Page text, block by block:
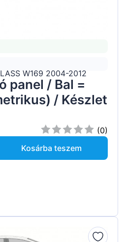
W169 2004-2012
panel / Bal =
/ Készlet
(0)
Kosárba teszem